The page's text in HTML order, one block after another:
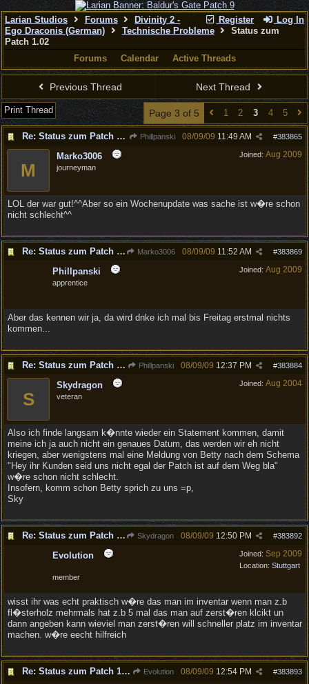
Register Log In
Larian Studios Forums
Divinity 2 -
Ego Draconis (German)
Technische Probleme
Status zum
Patch 1.02
Forums
Calendar Active Threads
Previous Thread Next Thread
Print Thread Page 3 of 5 1 2 3 4 5
Re: Status zum Patch 1.02 Phillpanski #383865
08/09/09 11:49 AM
Joined: Aug 2009
M
Marko3006
journeyman
LOL der war gut!^^Aber so ein Wochenupdate was sache ist w�re schon
nicht schlecht^^
Re: Status zum Patch 1.02 Marko3006 #383869
08/09/09 11:52 AM
Joined: Aug 2009
Phillpanski
apprentice
Aber das kennen wir ja, da wird dnke ich mal bis Freitag erstmal nichts
kommen...
Re: Status zum Patch 1.02 Phillpanski #383884
08/09/09 12:37 PM
Joined: Aug 2004
S
Skydragon
veteran
Also ich finde langsam k�nnte wieder ein Statement kommen, damit
meine ich ja auch nicht ein genaues Datum, das werden wir eh nicht
kriegen, aber wenigstens mal eine Meldung von Betty nach dem Schema
"Hey ihr Kunden seid uns nicht egal der Patch ist auf dem Weg bla"
w�re schon nicht schlecht.
Insofern, komm schon Betty sprich zu uns =p,
Sky
Re: Status zum Patch 1.02 Skydragon #383892
08/09/09 12:50 PM
Joined: Sep 2009
Location: Stuttgart
Evolution
member
wisst ihr was echt praktisch w�re das man im inventar wenn man z.b
fl�sterholz mehrmals hat z.b 5 mal das man auf zerst�ren klcikt un
dann angeben kann wieviel man zerst�ren will schneller platz im inventar
machen. w�re eecht hilfreich
Re: Status zum Patch 1.02 Evolution #383893
08/09/09 12:54 PM